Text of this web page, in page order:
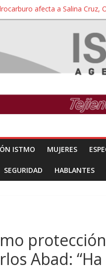
afecta a Salina Cruz,
por la Universidad
Leyva se reúnen con
Oaxaca de nuevo
ikoots detienen la extracción
ISTMO MUJERES
SEGURIDAD HABLANTES
Abad: